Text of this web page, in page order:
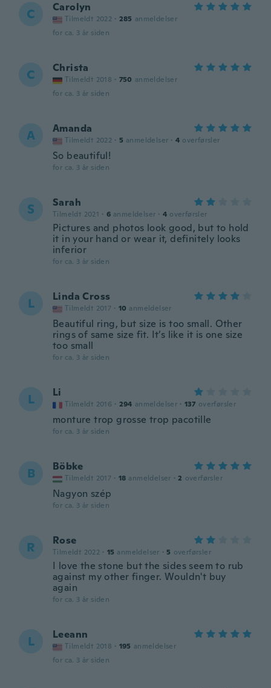
C Carolyn
Tilmeldt 2022 · 285 anmeldelser
for ca. 3 år siden
C Christa
Tilmeldt 2018 · 750 anmeldelser
for ca. 3 år siden
A Amanda
Tilmeldt 2022 · 5 anmeldelser · 4 overførsler
So beautiful!
for ca. 3 år siden
S Sarah
Tilmeldt 2021 · 6 anmeldelser · 4 overførsler
Pictures and photos look good, but to hold
it in your hand or wear it, definitely looks
inferior
for ca. 3 år siden
L Linda Cross
Tilmeldt 2017 · 10 anmeldelser
Beautiful ring, but size is too small. Other
rings of same size fit. It’s like it is one size
too small
for ca. 3 år siden
L Li
Tilmeldt 2016 · 294 anmeldelser · 137 overførsler
monture trop grosse trop pacotille
for ca. 3 år siden
B Böbke
Tilmeldt 2017 · 18 anmeldelser · 2 overførsler
Nagyon szép
for ca. 3 år siden
R Rose
Tilmeldt 2022 · 15 anmeldelser · 5 overførsler
I love the stone but the sides seem to rub
against my other finger. Wouldn't buy
again
for ca. 3 år siden
L Leeann
Tilmeldt 2018 · 195 anmeldelser
for ca. 3 år siden